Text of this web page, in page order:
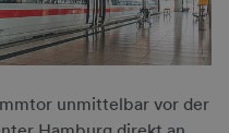
unmittelbar vor der